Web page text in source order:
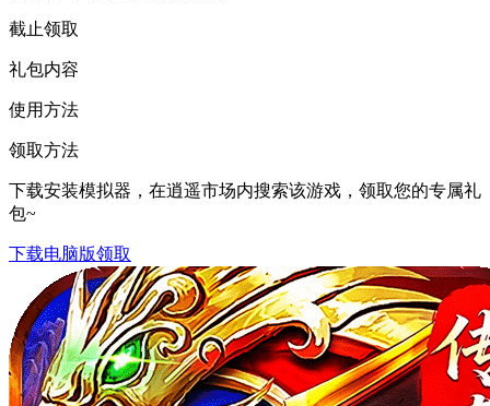
截止领取
礼包内容
使用方法
领取方法
下载安装模拟器，在逍遥市场内搜索该游戏，领取您的专属礼
包~
下载电脑版领取